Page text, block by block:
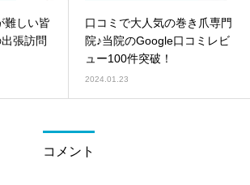
難しい皆
張訪問
口コミで大人気の巻き爪専門
院♪当院のGoogle口コミレビ
ュー100件突破！
2024.01.23
コメント